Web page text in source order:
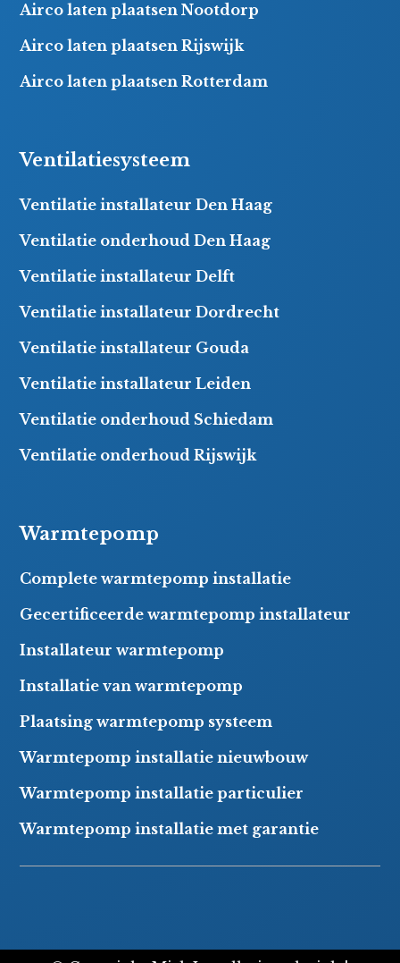
Airco laten plaatsen Nootdorp
Airco laten plaatsen Rijswijk
Airco laten plaatsen Rotterdam
Ventilatiesysteem
Ventilatie installateur Den Haag
Ventilatie onderhoud Den Haag
Ventilatie installateur Delft
Ventilatie installateur Dordrecht
Ventilatie installateur Gouda
Ventilatie installateur Leiden
Ventilatie onderhoud Schiedam
Ventilatie onderhoud Rijswijk
Warmtepomp
Complete warmtepomp installatie
Gecertificeerde warmtepomp installateur
Installateur warmtepomp
Installatie van warmtepomp
Plaatsing warmtepomp systeem
Warmtepomp installatie nieuwbouw
Warmtepomp installatie particulier
Warmtepomp installatie met garantie